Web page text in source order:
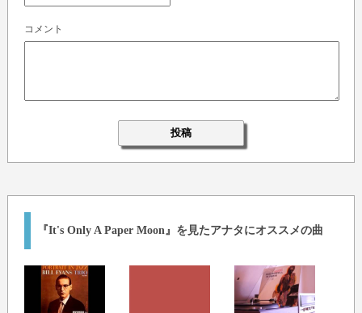
コメント
『It's Only A Paper Moon』を見たアナタにオススメの曲